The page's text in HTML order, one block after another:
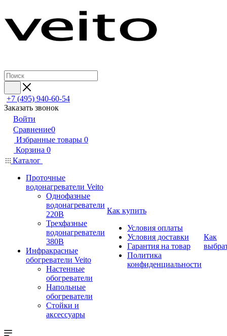
+7 (495) 940-60-54
Заказать звонок
Войти
Сравнение0
Избранные товары 0
Корзина 0
Каталог
Проточные
водонагреватели Veito
Однофазные
водонагреватели
220В
Трехфазные
водонагреватели
380В
Инфракрасные
обогреватели Veito
Настенные
обогреватели
Напольные
обогреватели
Стойки и
аксессуары
Как купить
Условия оплаты
Условия доставки
Гарантия на товар
Политика
конфиденциальности
Как